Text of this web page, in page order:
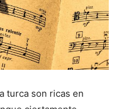
turca son ricas en